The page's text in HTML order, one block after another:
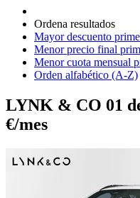
Ordena resultados
Mayor descuento
Menor precio final
Menor cuota mensual
Orden alfabético (A-Z)
LYNK & CO 01
€/mes